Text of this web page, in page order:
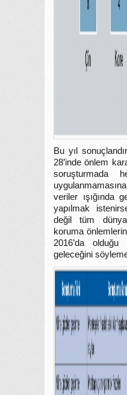
Bu yıl
28’inde önlem
soruşturmada
veriler ışığında
yapılmak
değil tüm
koruma
2016’da
geleceğini